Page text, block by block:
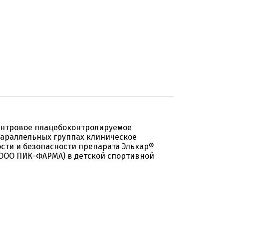
плацебоконтролируемое
группах клиническое
и безопасности препарата Элькар®
ПИК-ФАРМА) в детской спортивной